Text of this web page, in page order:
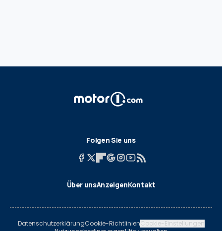
Folgen Sie uns
Über unsAnzeigenKontakt
DatenschutzerklärungCookie-RichtlinienCookie-Einstellungen